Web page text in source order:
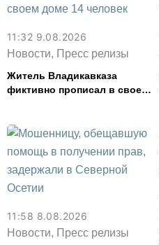
11:32 9.08.2026
Новости, Пресс релизы
Житель Владикавказа
фиктивно прописал в своем
11:58 8.08.2026
Новости, Пресс релизы